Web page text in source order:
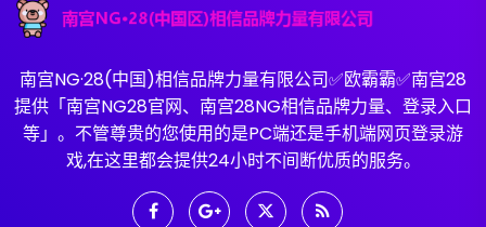
南宫NG·28(中国)相信品牌力量有限公司✅欧霸霸✅南宫28
提供「南宫NG28官网、南宫28NG相信品牌力量、登录入口
等」。不管尊贵的您使用的是PC端还是手机端网页登录游
戏,在这里都会提供24小时不间断优质的服务。